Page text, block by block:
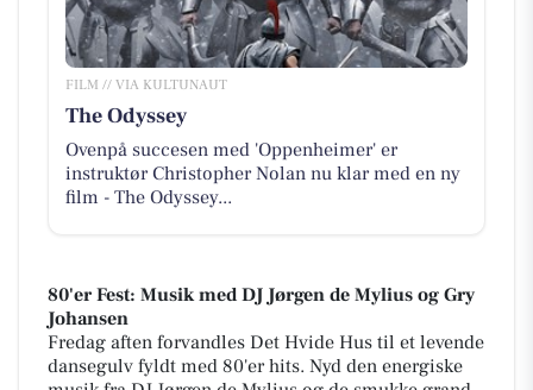
FILM // VIA KULTUNAUT
The Odyssey
Ovenpå succesen med 'Oppenheimer' er
instruktør Christopher Nolan nu klar med en ny
film - The Odyssey...
80'er Fest: Musik med DJ Jørgen de Mylius og Gry
Johansen
Fredag aften forvandles Det Hvide Hus til et levende
dansegulv fyldt med 80'er hits. Nyd den energiske